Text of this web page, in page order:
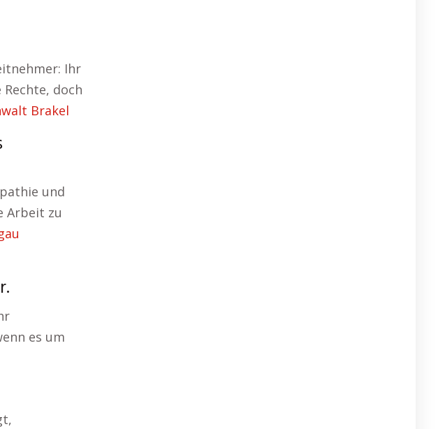
Ihr
doch
Brakel
und
Arbeit zu
es um